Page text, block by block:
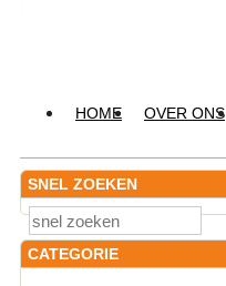
HOME OVER ONS
SNEL ZOEKEN
CATEGORIE